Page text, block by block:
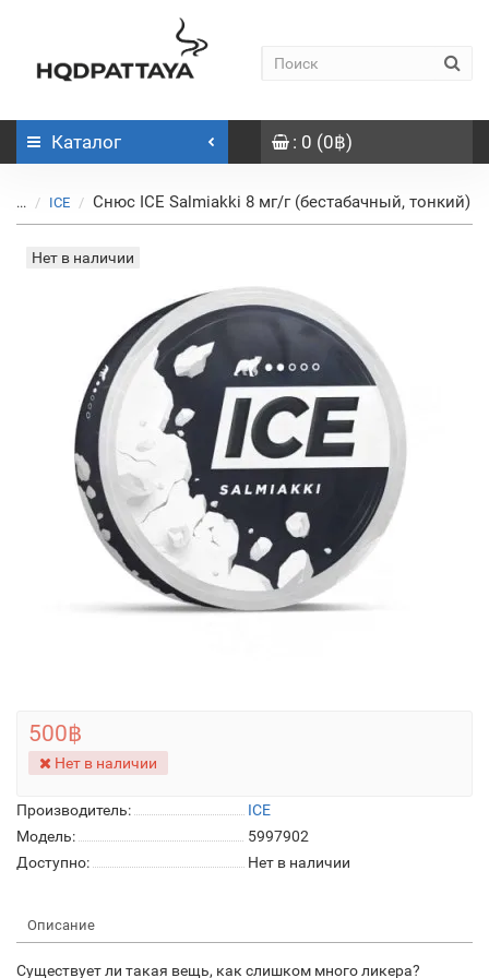
Каталог : 0 (0฿)
... ICE Снюс ICE Salmiakki 8 мг/г (бестабачный, тонкий)
Нет в наличии
Производитель:
ICE
Модель:
5997902
Доступно:
Нет в наличии
500฿
Нет в наличии
Описание
Существует ли такая вещь, как слишком много ликера?